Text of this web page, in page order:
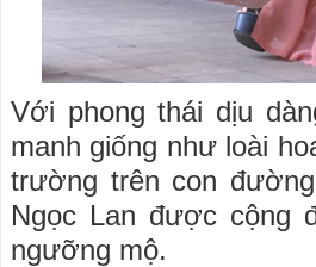
Với phong thái dịu
manh giống như loài
trường trên con
Ngọc Lan được cộng
ngưỡng mộ.